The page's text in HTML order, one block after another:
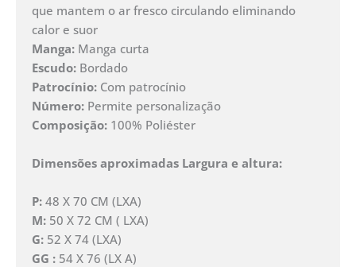
que mantem o ar fresco circulando eliminando
calor e suor
Manga: Manga curta
Escudo: Bordado
Patrocínio: Com patrocínio
Número: Permite personalização
Composição: 100% Poliéster
Dimensões aproximadas Largura e altura:
P: 48 X 70 CM (LXA)
M: 50 X 72 CM ( LXA)
G: 52 X 74 (LXA)
GG : 54 X 76 (LX A)